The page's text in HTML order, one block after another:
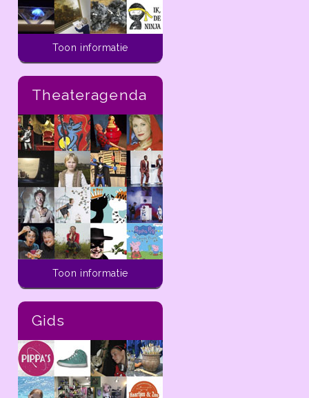
Toon informatie
Activiteiten voor kinderen
In de ladder van
dekleineladder.nl vind je
alle activiteiten die je
in de toekomst kunt doen
met kinderen van 0 t/m 12
jaar in de regio Haarlem.
In deladdervan
Theateragenda
Toon informatie
Gids